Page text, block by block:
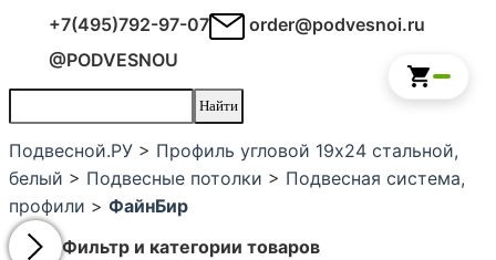
+7(495)792-97-07
order@podvesnoi.ru
@PODVESNOU
Подвесной.РУ > Профиль угловой 19х24 стальной,
белый > Подвесные потолки > Подвесная система,
профили > ФайнБир
Фильтр и категории товаров